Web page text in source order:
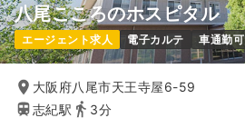
八尾こころのホスピタル
エージェント求人 電子カルテ 車通勤可
大阪府八尾市天王寺屋6-59
志紀駅
3分